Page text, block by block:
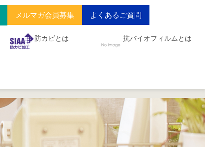
メルマガ会員募集 よくあるご質問
防カビとは 抗バイオフィルムとは